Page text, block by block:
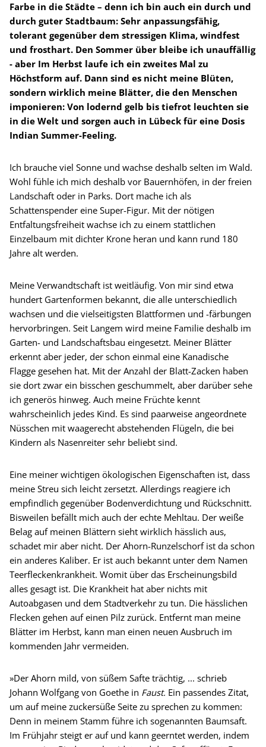
Farbe in die Städte – denn ich bin auch ein durch und
durch guter Stadtbaum: Sehr anpassungsfähig,
tolerant gegenüber dem stressigen Klima, windfest
und frosthart. Den Sommer über bleibe ich unauffällig
- aber Im Herbst laufe ich ein zweites Mal zu
Höchstform auf. Dann sind es nicht meine Blüten,
sondern wirklich meine Blätter, die den Menschen
imponieren: Von lodernd gelb bis tiefrot leuchten sie
in die Welt und sorgen auch in Lübeck für eine Dosis
Indian Summer-Feeling.
Ich brauche viel Sonne und wachse deshalb selten im Wald.
Wohl fühle ich mich deshalb vor Bauernhöfen, in der freien
Landschaft oder in Parks. Dort mache ich als
Schattenspender eine Super-Figur. Mit der nötigen
Entfaltungsfreiheit wachse ich zu einem stattlichen
Einzelbaum mit dichter Krone heran und kann rund 180
Jahre alt werden.
Meine Verwandtschaft ist weitläufig. Von mir sind etwa
hundert Gartenformen bekannt, die alle unterschiedlich
wachsen und die vielseitigsten Blattformen und -färbungen
hervorbringen. Seit Langem wird meine Familie deshalb im
Garten- und Landschaftsbau eingesetzt. Meiner Blätter
erkennt aber jeder, der schon einmal eine Kanadische
Flagge gesehen hat. Mit der Anzahl der Blatt-Zacken haben
sie dort zwar ein bisschen geschummelt, aber darüber sehe
ich generös hinweg. Auch meine Früchte kennt
wahrscheinlich jedes Kind. Es sind paarweise angeordnete
Nüsschen mit waagerecht abstehenden Flügeln, die bei
Kindern als Nasenreiter sehr beliebt sind.
Eine meiner wichtigen ökologischen Eigenschaften ist, dass
meine Streu sich leicht zersetzt. Allerdings reagiere ich
empfindlich gegenüber Bodenverdichtung und Rückschnitt.
Bisweilen befällt mich auch der echte Mehltau. Der weiße
Belag auf meinen Blättern sieht wirklich hässlich aus,
schadet mir aber nicht. Der Ahorn-Runzelschorf ist da schon
ein anderes Kaliber. Er ist auch bekannt unter dem Namen
Teerfleckenkrankheit. Womit über das Erscheinungsbild
alles gesagt ist. Die Krankheit hat aber nichts mit
Autoabgasen und dem Stadtverkehr zu tun. Die hässlichen
Flecken gehen auf einen Pilz zurück. Entfernt man meine
Blätter im Herbst, kann man einen neuen Ausbruch im
kommenden Jahr vermeiden.
»Der Ahorn mild, von süßem Safte trächtig, ... schrieb
Johann Wolfgang von Goethe in Faust. Ein passendes Zitat,
um auf meine zuckersüße Seite zu sprechen zu kommen:
Denn in meinem Stamm führe ich sogenannten Baumsaft.
Im Frühjahr steigt er auf und kann geerntet werden, indem